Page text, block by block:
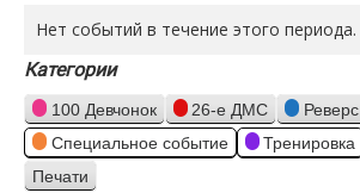
Нет событий в течение этого периода.
Категории
100 Девчонок 26-е ДМС
Реверс
Специальное событие
Тренировка
Просмотр
Печати